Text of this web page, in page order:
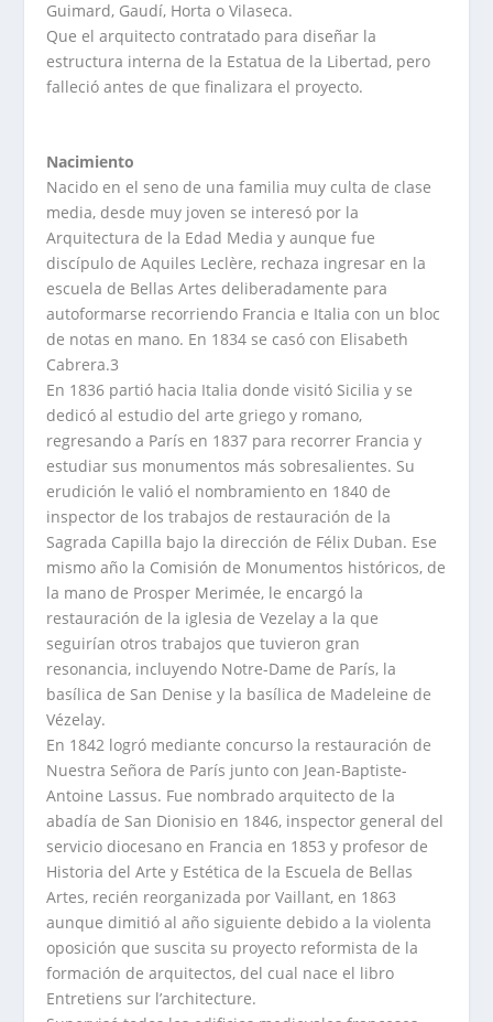
Guimard, Gaudí, Horta o Vilaseca.
Que el arquitecto contratado para diseñar la
estructura interna de la Estatua de la Libertad, pero
falleció antes de que finalizara el proyecto.
Nacimiento
Nacido en el seno de una familia muy culta de clase
media, desde muy joven se interesó por la
Arquitectura de la Edad Media y aunque fue
discípulo de Aquiles Leclère, rechaza ingresar en la
escuela de Bellas Artes deliberadamente para
autoformarse recorriendo Francia e Italia con un bloc
de notas en mano. En 1834 se casó con Elisabeth
Cabrera.3
En 1836 partió hacia Italia donde visitó Sicilia y se
dedicó al estudio del arte griego y romano,
regresando a París en 1837 para recorrer Francia y
estudiar sus monumentos más sobresalientes. Su
erudición le valió el nombramiento en 1840 de
inspector de los trabajos de restauración de la
Sagrada Capilla bajo la dirección de Félix Duban. Ese
mismo año la Comisión de Monumentos históricos, de
la mano de Prosper Merimée, le encargó la
restauración de la iglesia de Vezelay a la que
seguirían otros trabajos que tuvieron gran
resonancia, incluyendo Notre-Dame de París, la
basílica de San Denise y la basílica de Madeleine de
Vézelay.
En 1842 logró mediante concurso la restauración de
Nuestra Señora de París junto con Jean-Baptiste-
Antoine Lassus. Fue nombrado arquitecto de la
abadía de San Dionisio en 1846, inspector general del
servicio diocesano en Francia en 1853 y profesor de
Historia del Arte y Estética de la Escuela de Bellas
Artes, recién reorganizada por Vaillant, en 1863
aunque dimitió al año siguiente debido a la violenta
oposición que suscita su proyecto reformista de la
formación de arquitectos, del cual nace el libro
Entretiens sur l’architecture.